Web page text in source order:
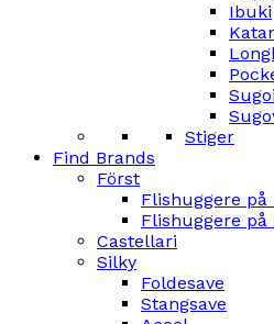
Ibuki
Sugoi
Stiger
Find Brands
Först
Flishuggere
Flishuggere
Castellari
Silky
Foldesave
Stangsave